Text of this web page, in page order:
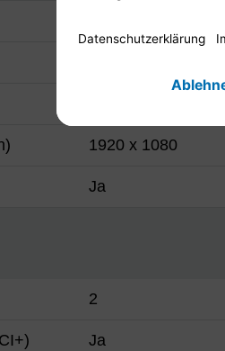
1920 x 1080
Ja
2
Ja